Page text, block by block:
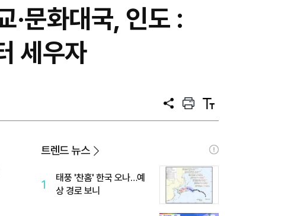
·문화대국, 인도 :
세우자
공
프
트
텍
트
트렌드 뉴스
1
태풍 '찬홈' 한국 오나…예
상 경로 보니